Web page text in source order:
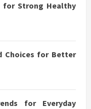
for Strong Healthy
Choices for Better
for Everyday